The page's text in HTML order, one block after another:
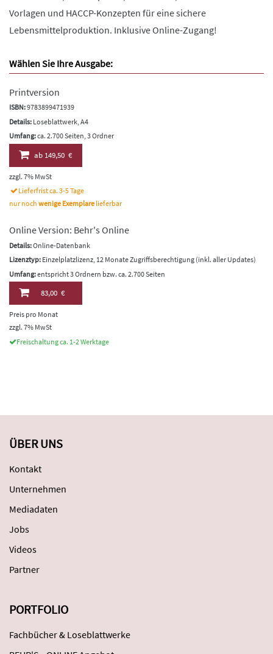
Vorlagen und HACCP-Konzepten für eine sichere
Lebensmittelproduktion. Inklusive Online-Zugang!
Wählen Sie Ihre Ausgabe:
Printversion
ISBN:9783899471939
Details: Loseblattwerk, A4
Umfang:ca. 2.700 Seiten, 3 Ordner
ab149,50 €
zzgl. 7% MwSt
Lieferfrist ca. 3-5 Tage
nur noch wenige Exemplare lieferbar
Online Version: Behr's Online
Details:Online-Datenbank
Lizenztyp: Einzelplatzlizenz, 12 Monate Zugriffsberechtigung (inkl. aller Updates)
Umfang:entspricht 3 Ordnern bzw. ca. 2.700 Seiten
83,00 €
Preis pro Monat
zzgl. 7% MwSt
Freischaltung ca. 1-2 Werktage
ÜBER UNS
Kontakt
Unternehmen
Mediadaten
Jobs
Videos
Partner
PORTFOLIO
Fachbücher & Loseblattwerke